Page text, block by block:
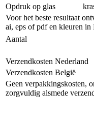
Opdruk op glas
Voor het beste resultaat
ai, eps of pdf en kleuren in
Aantal
Verzendkosten Nederland
Verzendkosten België
Geen verpakkingskosten,
zorgvuldig alsmede